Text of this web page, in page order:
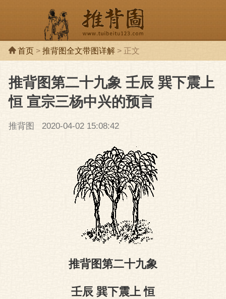
推背图
推背
首页> 推背图全文带图详解> 正文
推背图第二十九象 壬辰 巽下震上
恒 宣宗三杨中兴的预言
推背图 2020-04-02 15:08:42
推背图第二十九象
壬辰 巽下震上 恒